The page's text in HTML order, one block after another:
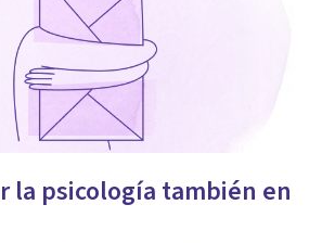
la psicología también en